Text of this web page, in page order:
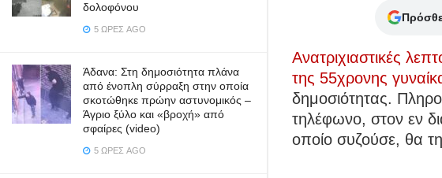
δολοφόνου
5 ΏΡΕΣ AGO
Άδανα: Στη δημοσιότητα πλάνα
από ένοπλη σύρραξη στην οποία
σκοτώθηκε πρώην αστυνομικός –
Άγριο ξύλο και «βροχή» από
σφαίρες (video)
5 ΏΡΕΣ AGO
Ανατριχιαστικές
της 55χρονης
δημοσιότητας.
τηλέφωνο, στον εν
οποίο συζούσε, θα